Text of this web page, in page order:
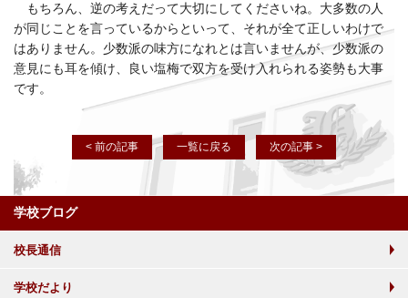
もちろん、逆の考えだって大切にしてくださいね。大多数の人
が同じことを言っているからといって、それが全て正しいわけで
はありません。少数派の味方になれとは言いませんが、少数派の
意見にも耳を傾け、良い塩梅で双方を受け入れられる姿勢も大事
です。
< 前の記事 一覧に戻る 次の記事 >
学校ブログ
校長通信
学校だより